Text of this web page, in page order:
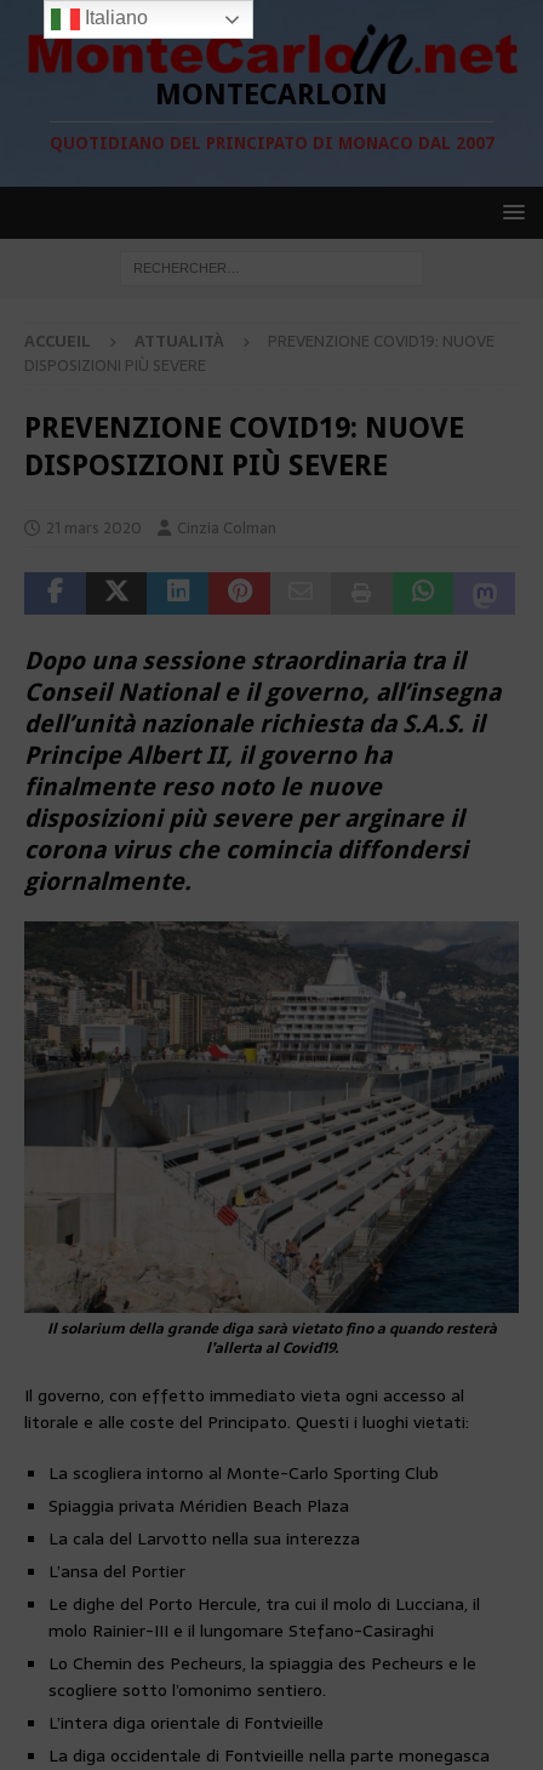
MONTECARLOIN
QUOTIDIANO DEL PRINCIPATO DI MONACO DAL 2007
ACCUEIL ATTUALITÀ
PREVENZIONE COVID19: NUOVE
DISPOSIZIONI PIÙ SEVERE
PREVENZIONE COVID19: NUOVE
DISPOSIZIONI PIÙ SEVERE
21 mars 2020 Cinzia Colman
Dopo una sessione straordinaria tra il
Conseil National e il governo, all’insegna
dell’unità nazionale richiesta da S.A.S. il
Principe Albert II, il governo ha
finalmente reso noto le nuove
disposizioni più severe per arginare il
corona virus che comincia diffondersi
giornalmente.
Il solarium della grande diga sarà vietato fino a quando resterà
l’allerta al Covid19.
Il governo, con effetto immediato vieta ogni accesso al
litorale e alle coste del Principato. Questi i luoghi vietati:
La scogliera intorno al Monte-Carlo Sporting Club
Spiaggia privata Méridien Beach Plaza
La cala del Larvotto nella sua interezza
L’ansa del Portier
Le dighe del Porto Hercule, tra cui il molo di Lucciana, il
molo Rainier-III e il lungomare Stefano-Casiraghi
Lo Chemin des Pecheurs, la spiaggia des Pecheurs e le
scogliere sotto l’omonimo sentiero.
L’intera diga orientale di Fontvieille
La diga occidentale di Fontvieille nella parte monegasca
Italiano